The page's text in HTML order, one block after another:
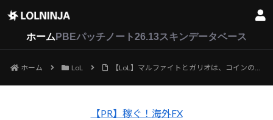
ホーム PBEパッチノート26.13スキンデータベース
ホーム LoL 【LoL】マルファイトとガリオは、コインの表と裏のような対極の関係になっている
【PR】稼ぐ！海外FX